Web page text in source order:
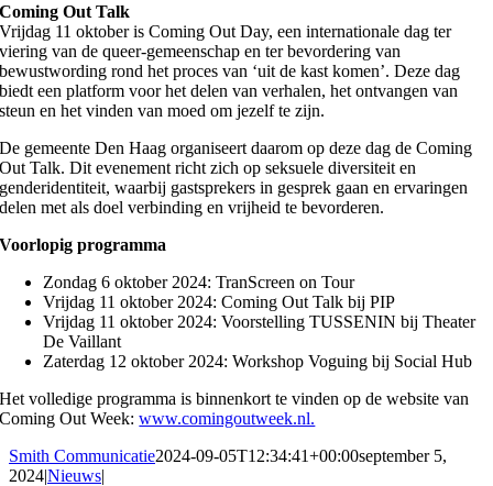
Coming Out Talk
Vrijdag 11 oktober is Coming Out Day, een internationale dag ter
viering van de queer-gemeenschap en ter bevordering van
bewustwording rond het proces van ‘uit de kast komen’. Deze dag
biedt een platform voor het delen van verhalen, het ontvangen van
steun en het vinden van moed om jezelf te zijn.
De gemeente Den Haag organiseert daarom op deze dag de Coming
Out Talk. Dit evenement richt zich op seksuele diversiteit en
genderidentiteit, waarbij gastsprekers in gesprek gaan en ervaringen
delen met als doel verbinding en vrijheid te bevorderen.
Voorlopig programma
Zondag 6 oktober 2024: TranScreen on Tour
Vrijdag 11 oktober 2024: Coming Out Talk bij PIP
Vrijdag 11 oktober 2024: Voorstelling TUSSENIN bij Theater
De Vaillant
Zaterdag 12 oktober 2024: Workshop Voguing bij Social Hub
Het volledige programma is binnenkort te vinden op de website van
Coming Out Week:www.comingoutweek.nl.
Smith Communicatie2024-09-05T12:34:41+00:00september 5,
2024|Nieuws|